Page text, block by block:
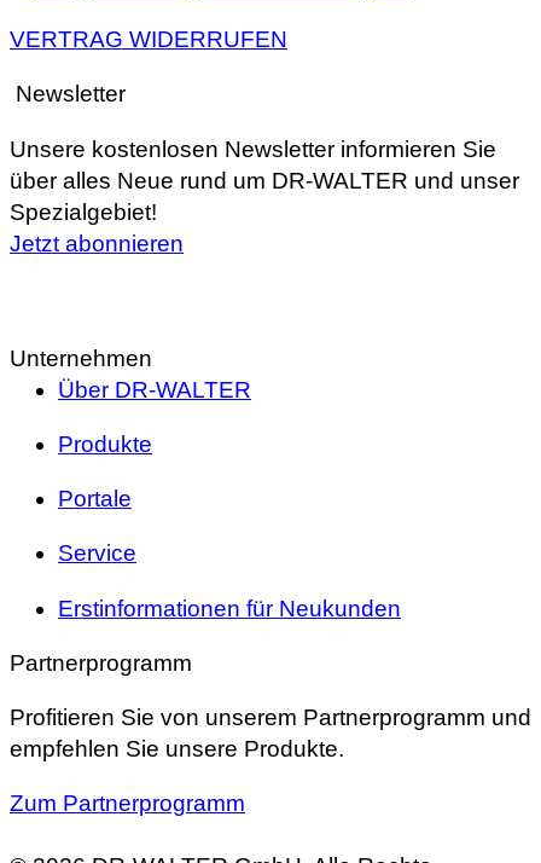
VERTRAG WIDERRUFEN
Newsletter
Unsere kostenlosen Newsletter informieren Sie
über alles Neue rund um DR-WALTER und unser
Spezialgebiet!
Jetzt abonnieren
Unternehmen
Über DR-WALTER
Produkte
Portale
Service
Erstinformationen für Neukunden
Partnerprogramm
Profitieren Sie von unserem Partnerprogramm und
empfehlen Sie unsere Produkte.
Zum Partnerprogramm